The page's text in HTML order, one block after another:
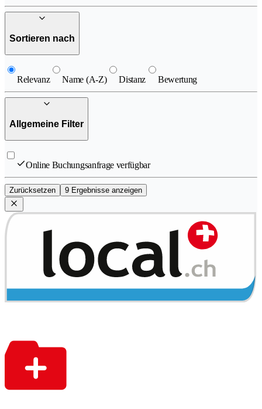
Sortieren nach
Relevanz Name (A-Z) Distanz Bewertung
Allgemeine Filter
Online Buchungsanfrage verfügbar
Zurücksetzen 9 Ergebnisse anzeigen